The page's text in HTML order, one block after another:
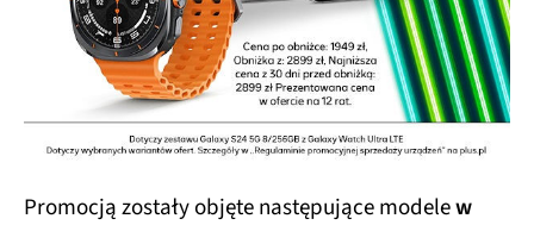
Promocją zostały objęte następujące modelew